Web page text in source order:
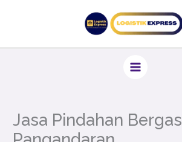
Jasa Pindahan Bergas